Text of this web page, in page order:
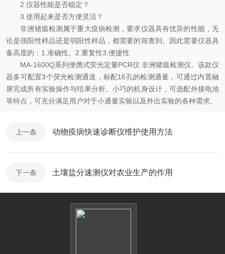
2.仪器性能是否稳定？
3.使用起来是否方便灵活？
非洲猪瘟检测属于重大疫病检测，要求仪器具有优异的性能，无
论是强阳性样品还是弱阳性样品，都需要的筛查到。因此需要仪器具
备高度的：1.准确性。2.重复性3.便捷性
MA-1600Q系列便携式荧光定量PCR仪 非洲猪瘟检测仪。该款仪
器多可配置3个荧光检测通道，标配16孔的检测通量，可通过内置融
屏完成所有实验操作与结果分析。小巧的机身设计，可选配外接电池
等特点，可充分满足用户对于小通量实验以及外出实验的各种需求。
上一条 动物疫病快速诊断仪维护使用方法
下一条 土壤盐分速测仪对农业生产的作用